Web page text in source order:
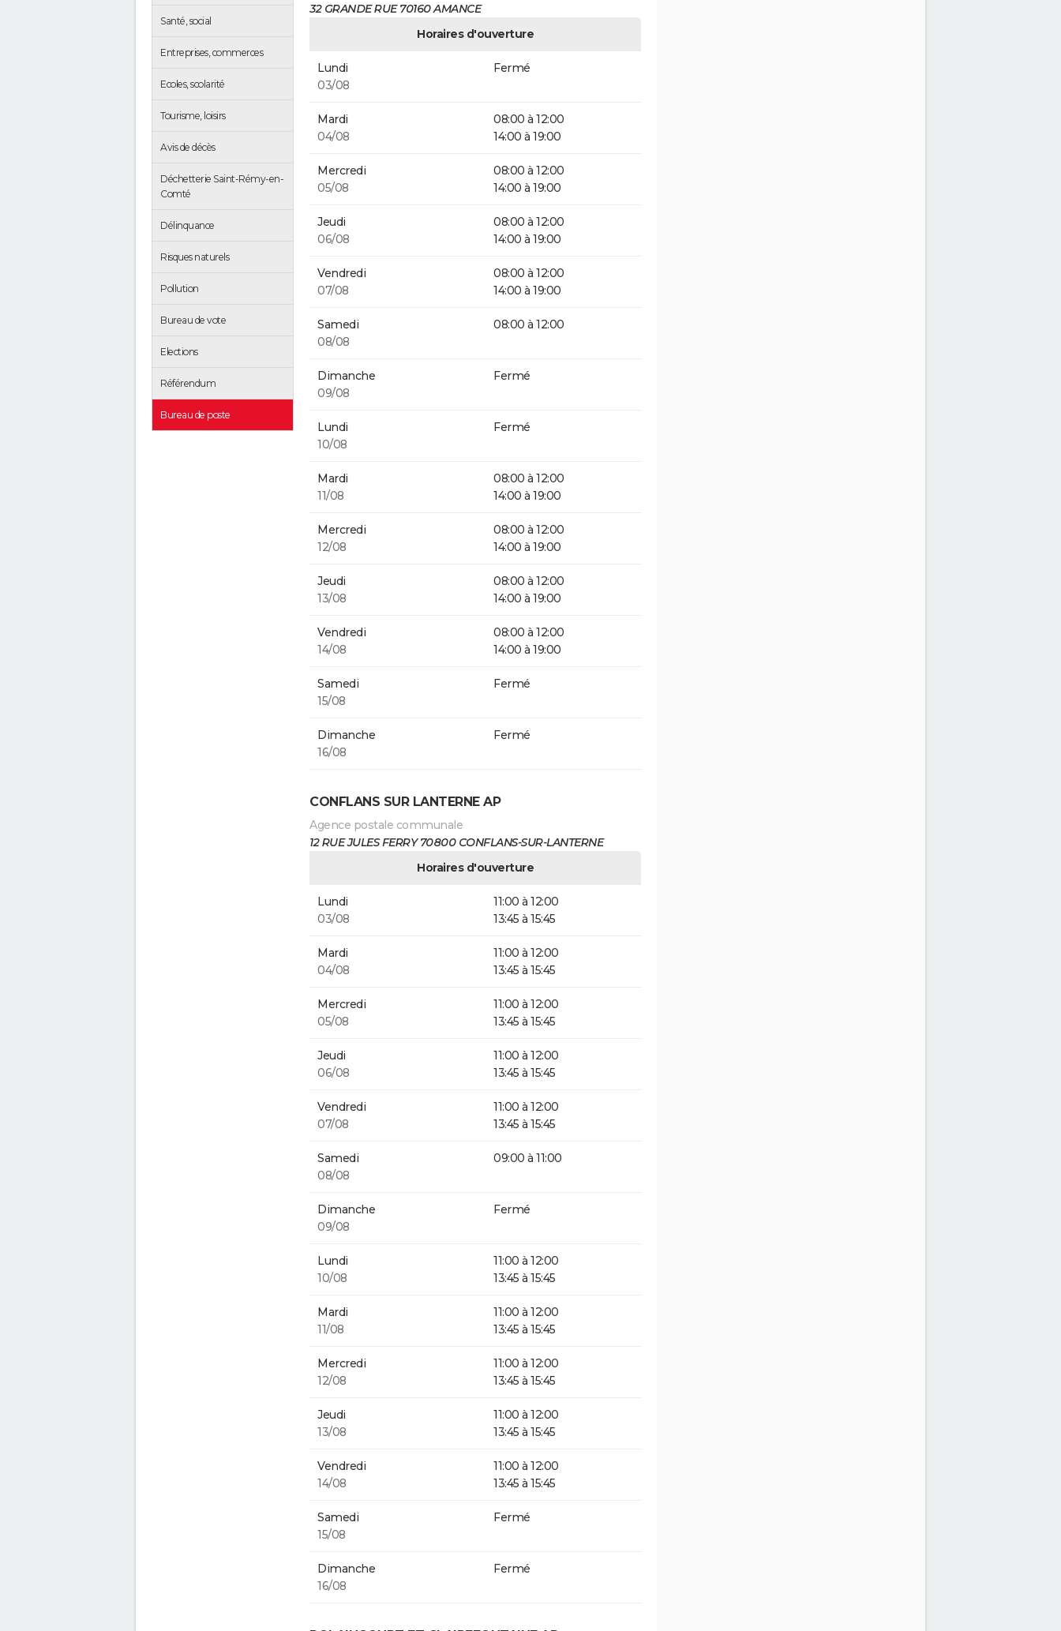
Santé, social
Entreprises, commerces
Ecoles, scolarité
Tourisme, loisirs
Avis de décès
Déchetterie Saint-Rémy-en-
Comté
Délinquance
Risques naturels
Pollution
Bureau de vote
Elections
Référendum
Bureau de poste
32 GRANDE RUE 70160 AMANCE
Horaires d'ouverture
Lundi
03/08
Fermé
Mardi
04/08
08:00 à 12:00
14:00 à 19:00
Mercredi
05/08
08:00 à 12:00
14:00 à 19:00
Jeudi
06/08
08:00 à 12:00
14:00 à 19:00
Vendredi
07/08
08:00 à 12:00
14:00 à 19:00
Samedi
08/08
08:00 à 12:00
Dimanche
09/08
Fermé
Lundi
10/08
Fermé
Mardi
11/08
08:00 à 12:00
14:00 à 19:00
Mercredi
12/08
08:00 à 12:00
14:00 à 19:00
Jeudi
13/08
08:00 à 12:00
14:00 à 19:00
Vendredi
14/08
08:00 à 12:00
14:00 à 19:00
Samedi
15/08
Fermé
Dimanche
16/08
Fermé
CONFLANS SUR LANTERNE AP
Agence postale communale
12 RUE JULES FERRY 70800 CONFLANS-SUR-LANTERNE
Horaires d'ouverture
Lundi
03/08
11:00 à 12:00
13:45 à 15:45
Mardi
04/08
11:00 à 12:00
13:45 à 15:45
Mercredi
05/08
11:00 à 12:00
13:45 à 15:45
Jeudi
06/08
11:00 à 12:00
13:45 à 15:45
Vendredi
07/08
11:00 à 12:00
13:45 à 15:45
Samedi
08/08
09:00 à 11:00
Dimanche
09/08
Fermé
Lundi
10/08
11:00 à 12:00
13:45 à 15:45
Mardi
11/08
11:00 à 12:00
13:45 à 15:45
Mercredi
12/08
11:00 à 12:00
13:45 à 15:45
Jeudi
13/08
11:00 à 12:00
13:45 à 15:45
Vendredi
14/08
11:00 à 12:00
13:45 à 15:45
Samedi
15/08
Fermé
Dimanche
16/08
Fermé